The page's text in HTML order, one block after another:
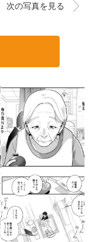
次の写真を見る